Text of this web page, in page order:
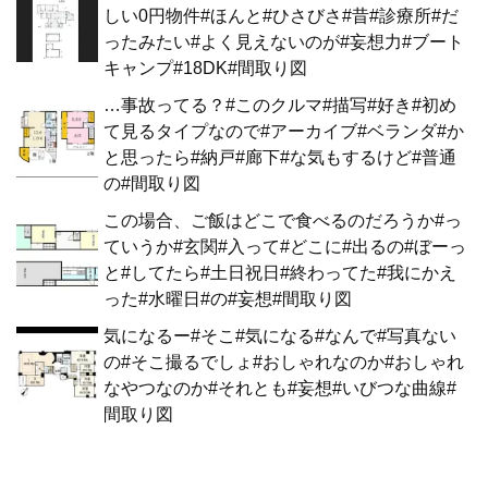
しい0円物件#ほんと#ひさびさ#昔#診療所#だ
ったみたい#よく見えないのが#妄想力#ブート
キャンプ#18DK#間取り図
…事故ってる？#このクルマ#描写#好き#初め
て見るタイプなので#アーカイブ#ベランダ#か
と思ったら#納戸#廊下#な気もするけど#普通
の#間取り図
この場合、ご飯はどこで食べるのだろうか#っ
ていうか#玄関#入って#どこに#出るの#ぼーっ
と#してたら#土日祝日#終わってた#我にかえ
った#水曜日#の#妄想#間取り図
気になるー#そこ#気になる#なんで#写真ない
の#そこ撮るでしょ#おしゃれなのか#おしゃれ
なやつなのか#それとも#妄想#いびつな曲線#
間取り図